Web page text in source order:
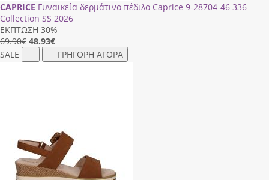
CAPRICE Γυναικεία δερμάτινο πέδιλο Caprice 9-28704-46 336
Collection SS 2026
ΕΚΠΤΩΣΗ 30%
69.90€ 48.93€
SALE
ΓΡΗΓΟΡΗ ΑΓΟΡΑ